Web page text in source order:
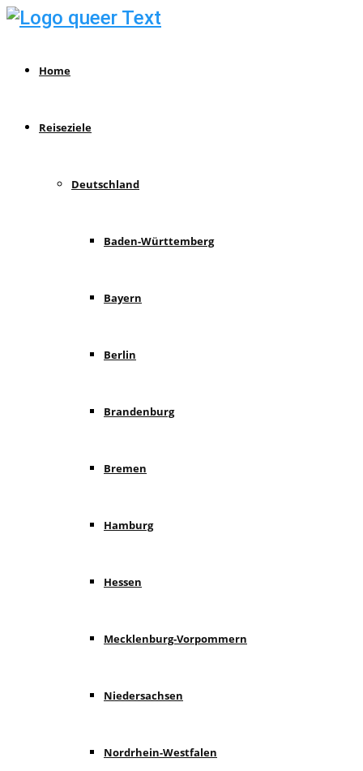
Home
Reiseziele
Deutschland
Baden-Württemberg
Bayern
Berlin
Brandenburg
Bremen
Hamburg
Hessen
Mecklenburg-Vorpommern
Niedersachsen
Nordrhein-Westfalen